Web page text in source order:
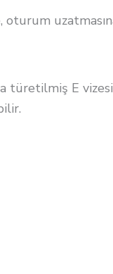
oturum
türetilmiş E